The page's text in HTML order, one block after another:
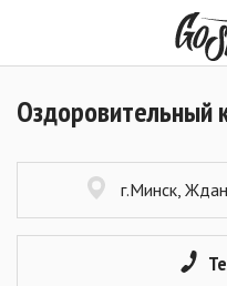
Оздоровительный
г.Минск,